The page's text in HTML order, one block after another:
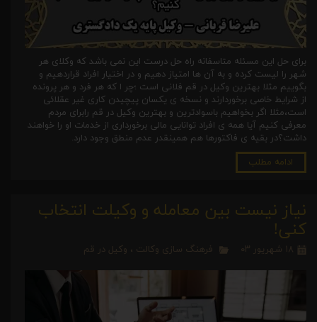
برای حل این مسئله متاسفانه راه حل درست این نمی باشد که وکلای هر
شهر را لیست کرده و به آن ها امتیاز دهیم و در اختیار افراد قراردهیم و
بگوییم مثلا بهترین وکیل در قم فلانی است ؛چر ا که هر فرد و هر پرونده
از شرایط خاصی برخوردارند و نسخه ی یکسان پیچیدن کاری غیر عقلائی
است،مثلا اگر بخواهیم باسوادترین و بهترین وکیل در قم رابرای مردم
معرفی کنیم آیا همه ی افراد توانایی مالی برخورداری از خدمات او را خواهند
داشت؟در بقیه ی فاکتورها هم همینقدر عدم منطق وجود دارد.
ادامه مطلب
نیاز نیست بین معامله و وکیلت انتخاب
کنی!
۱۸ شهریور ۰۳ فرهنگ سازی وکالت ، وکیل در قم